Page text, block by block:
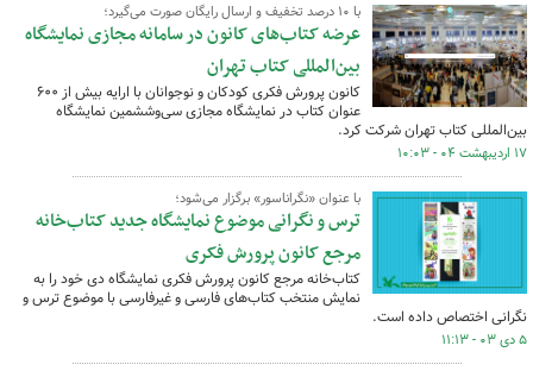
با ۱۰ درصد تخفیف و ارسال رایگان صورت می‌گیرد؛
عرضه کتاب‌های کانون در سامانه مجازی نمایشگاه
بین‌المللی کتاب تهران
کانون پرورش فکری کودکان و نوجوانان با ارایه بیش از ۶۰۰
عنوان کتاب در نمایشگاه مجازی سی‌وششمین نمایشگاه
بین‌المللی کتاب تهران شرکت کرد.
۱۷ اردیبهشت ۰۴ - ۱۰:۰۳
با عنوان «نگراناسور» برگزار می‌شود؛
ترس و نگرانی موضوع نمایشگاه جدید کتاب‌خانه
مرجع کانون پرورش فکری
کتاب‌خانه مرجع کانون پرورش فکری نمایشگاه دی خود را به
نمایش منتخب کتاب‌های فارسی و غیرفارسی با موضوع ترس و
نگرانی اختصاص داده است.
۵ دی ۰۳ - ۱۱:۱۳